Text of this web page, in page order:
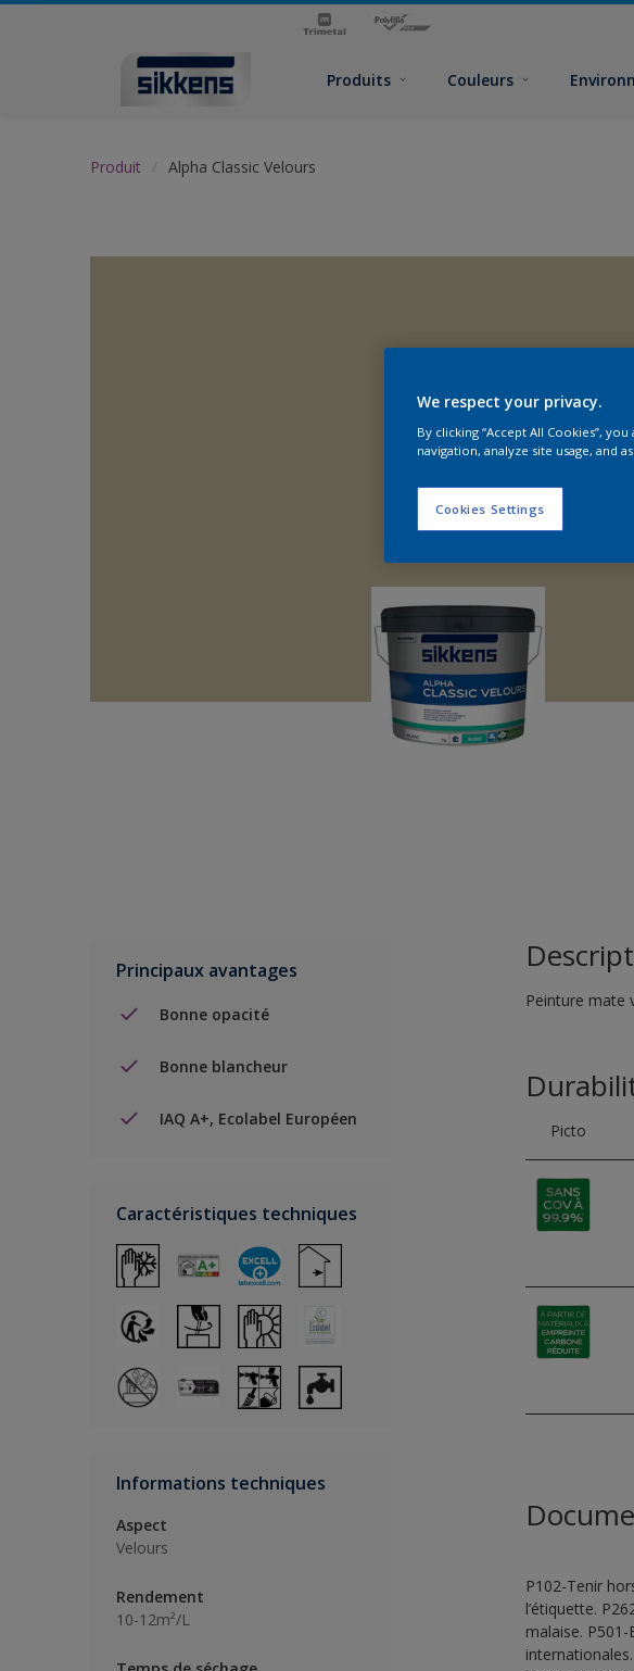
Produits Couleurs
Produit Alpha Classic Velours
Principaux avantages
Bonne opacité
Bonne blancheur
IAQ A+, Ecolabel Européen
Caractéristiques techniques
Informations techniques
Aspect
Velours
Rendement
10-12m²/L
Peinture mate
Picto
P102-Tenir
l’étiquette.
malaise.
We respect your privacy.
By clicking “Accept All Cookies”,
navigation, analyze site usage, and
Cookies Settings